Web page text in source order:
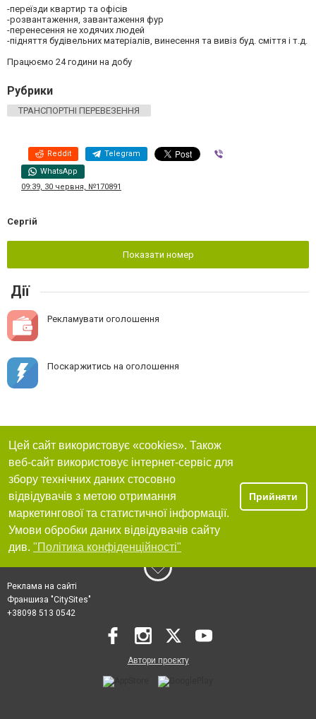
-переїзди квартир та офісів
-розвантаження, завантаження фур
-перенесення не ходячих людей
-підняття будівельних матеріалів, винесення та вивіз буд. сміття і т.д.
Працюємо 24 години на добу
Рубрики
ТРАНСПОРТНІ ПЕРЕВЕЗЕННЯ
Reddit Telegram
WhatsApp
09:39, 30 червня, №170891
Сергій
Показати номер
Дії
Рекламувати оголошення
Поскаржитись на оголошення
Цей сайт використовує «cookies». Також
веб-сайт використовує інтернет-сервіс для
збору технічних даних стосовно
відвідувачів з метою отримання
маркетингової та статистичної інформації.
Умови обробки даних відвідувачів сайту
див. "Політика конфіденційності"
Прийняти
Реклама на сайті
Франшиза "CitySites"
+38098 513 0542
Автори проєкту